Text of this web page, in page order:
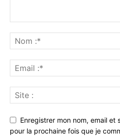
Enregistrer mon nom, email
pour la prochaine fois que je